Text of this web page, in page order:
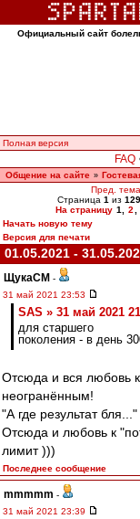
Официальный сайт
Полная версия
FAQ
Общение на сайте »
Пред. тема
Страница 1 из 129
На страницу 1 2
Начать новую тему
Версия для печати
01.05.2021 -
ЩукаСМ -
31 май 2021 23:53
SAS » 31 май 2021
для старшего
поколения - в день
Отсюда и вся любовь
неогранённым!
"А где результат бля..."
Отсюда и любовь к
лимит )))
Последнее сообщение
mmmmm -
31 май 2021 23:39